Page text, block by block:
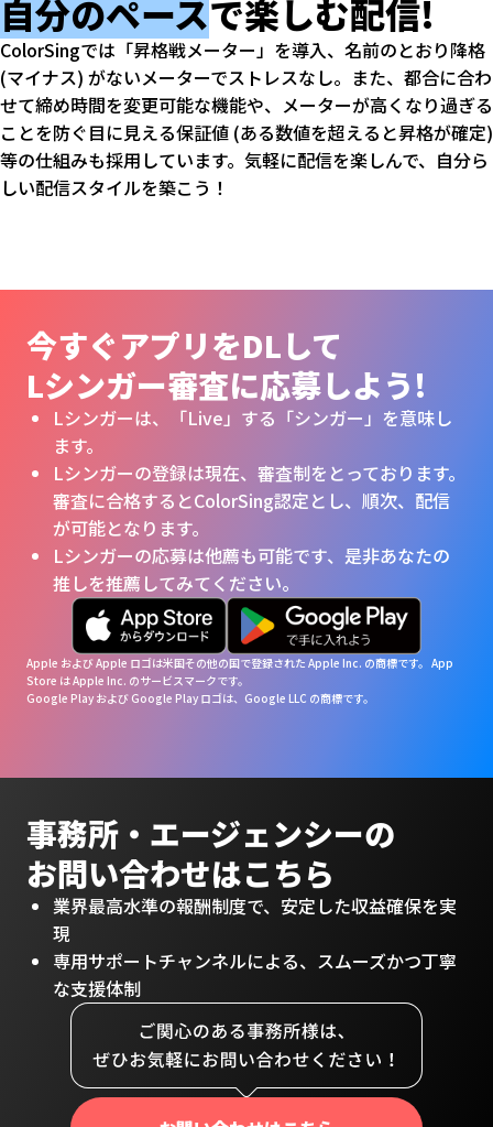
自分のペースで楽しむ配信!
ColorSingでは「昇格戦メーター」を導入、名前のとおり降格
(マイナス) がないメーターでストレスなし。また、都合に合わ
せて締め時間を変更可能な機能や、メーターが高くなり過ぎる
ことを防ぐ目に見える保証値 (ある数値を超えると昇格が確定)
等の仕組みも採用しています。気軽に配信を楽しんで、自分ら
しい配信スタイルを築こう！
今すぐアプリをDLして
Lシンガー審査に応募しよう!
Lシンガーは、「Live」する「シンガー」を意味し
ます。
Lシンガーの登録は現在、審査制をとっております。
審査に合格するとColorSing認定とし、順次、配信
が可能となります。
Lシンガーの応募は他薦も可能です、是非あなたの
推しを推薦してみてください。
Apple および Apple ロゴは米国その他の国で登録された Apple Inc. の商標です。 App
Store は Apple Inc. のサービスマークです。
Google Play および Google Play ロゴは、Google LLC の商標です。
事務所・ エージェンシーの
お問い合わせはこちら
業界最高水準の報酬制度で、安定した収益確保を実
現
専用サポートチャンネルによる、スムーズかつ丁寧
な支援体制